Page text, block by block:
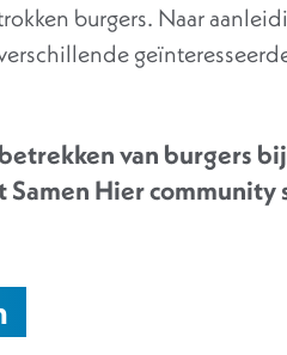
burgers. Naar
van burgers
Hier community